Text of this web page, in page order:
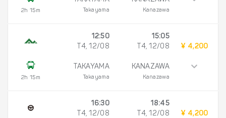
2h 15m Takayama Kanazawa
2h 15m
12:50
T4, 12/08
TAKAYAMA
Takayama
15:05
T4, 12/08
KANAZAWA
Kanazawa
¥ 4,200
16:30
T4, 12/08
18:45
T4, 12/08
¥ 4,200